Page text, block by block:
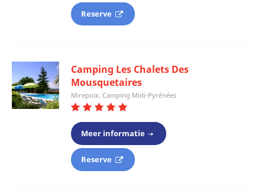
Reserve
Camping Les Chalets Des
Mousquetaires
Mirepoix, Camping Midi-Pyrénées
Meer informatie
Reserve